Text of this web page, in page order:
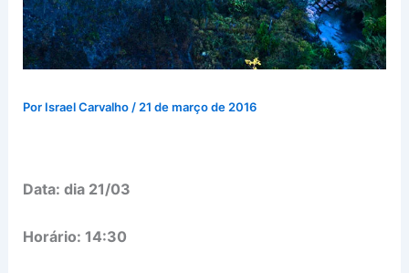
Por Israel Carvalho/21 de março de 2016
Data: dia 21/03
Horário: 14:30